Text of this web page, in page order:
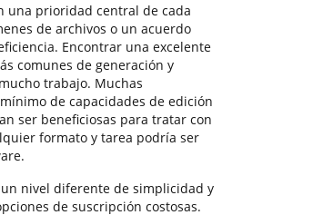
una prioridad central de cada
de archivos o un acuerdo
Encontrar una excelente
comunes de generación y
trabajo. Muchas
de capacidades de edición
ser beneficiosas para tratar con
formato y tarea podría ser
nivel diferente de simplicidad y
de suscripción costosas.